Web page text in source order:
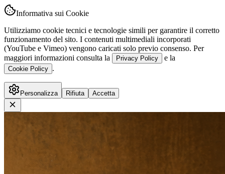
Informativa sui Cookie
Utilizziamo cookie tecnici e tecnologie simili per garantire il corretto
funzionamento del sito. I contenuti multimediali incorporati
(YouTube e Vimeo) vengono caricati solo previo consenso. Per
maggiori informazioni consulta la
Privacy Policy e la
Cookie Policy .
Personalizza Rifiuta Accetta